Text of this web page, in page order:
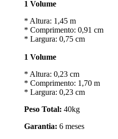
1 Volume
* Altura: 1,45 m
* Comprimento: 0,91 cm
* Largura: 0,75 cm
1 Volume
* Altura: 0,23 cm
* Comprimento: 1,70 m
* Largura: 0,23 cm
Peso Total: 40kg
Garantia: 6 meses